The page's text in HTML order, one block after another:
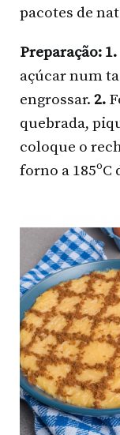
pacotes de
Preparação: 1.
açúcar num
engrossar. 2.
quebrada,
coloque o
forno a